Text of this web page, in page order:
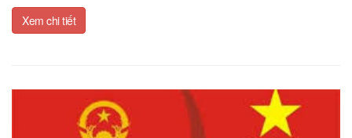
Xem chi tiết